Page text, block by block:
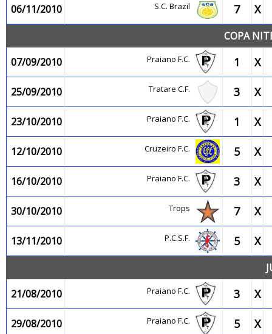
06/11/2010 S.C. Brazil 7 X
COPA
07/09/2010
Praiano F.C. 1 X
25/09/2010 Tratare C.F. 3 X
23/10/2010 Praiano F.C. 1 X
12/10/2010 Cruzeiro F.C. 5 X
16/10/2010 Praiano F.C. 3 X
30/10/2010 Trops 7 X
13/11/2010 P.C.S.F. 5 X
21/08/2010
Praiano F.C. 3 X
29/08/2010 Praiano F.C. 5 X